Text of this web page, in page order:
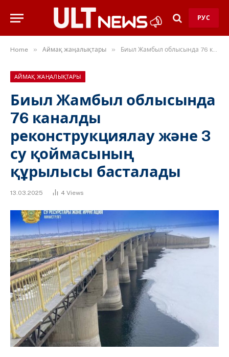
РУС
Home » Аймақ жаңалықтары » Биыл Жамбыл облысында 76 каналды реконструкциялау және 3 су қоймасының құрылысы басталады
АЙМАҚ ЖАҢАЛЫҚТАРЫ
Биыл Жамбыл облысында
76 каналды
реконструкциялау және 3
су қоймасының
құрылысы басталады
13.03.2025 4 Views